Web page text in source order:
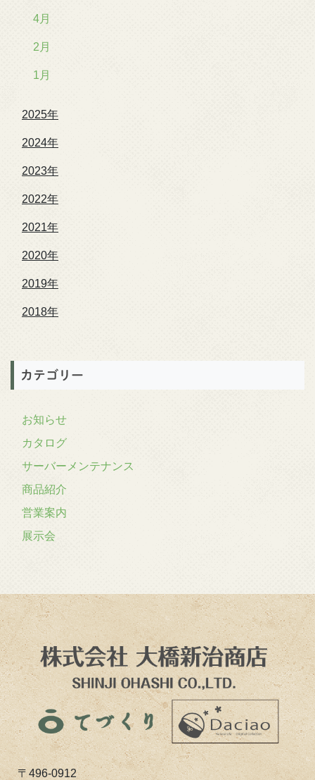
4月
2月
1月
2025年
2024年
2023年
2022年
2021年
2020年
2019年
2018年
カテゴリー
お知らせ
カタログ
サーバーメンテナンス
商品紹介
営業案内
展示会
〒496-0912